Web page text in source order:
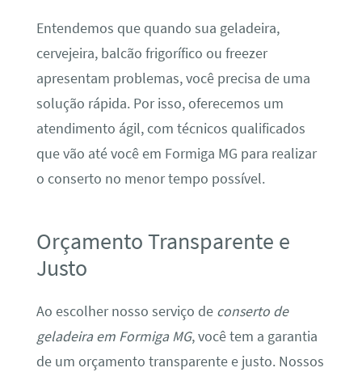
Entendemos que quando sua geladeira,
cervejeira, balcão frigorífico ou freezer
apresentam problemas, você precisa de uma
solução rápida. Por isso, oferecemos um
atendimento ágil, com técnicos qualificados
que vão até você em Formiga MG para realizar
o conserto no menor tempo possível.
Orçamento Transparente e
Justo
Ao escolher nosso serviço de conserto de
geladeira em Formiga MG, você tem a garantia
de um orçamento transparente e justo. Nossos